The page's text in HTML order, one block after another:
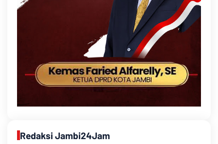
Redaksi Jambi24Jam